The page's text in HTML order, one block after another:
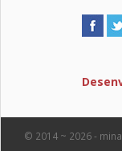
© 2014 ~ 2026 -